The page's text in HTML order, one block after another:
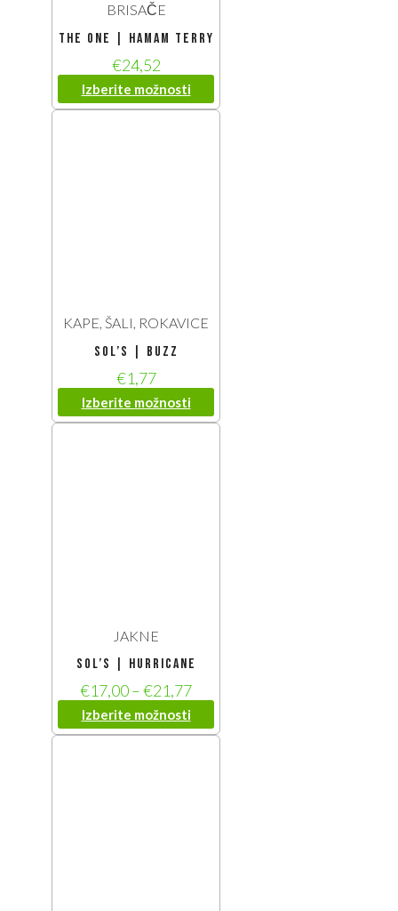
BRISAČE
The One | Hamam Terry
€24,52
Izberite možnosti
KAPE, ŠALI, ROKAVICE
SOL’S | Buzz
€1,77
Izberite možnosti
JAKNE
SOL’S | Hurricane
€17,00–€21,77
Izberite možnosti